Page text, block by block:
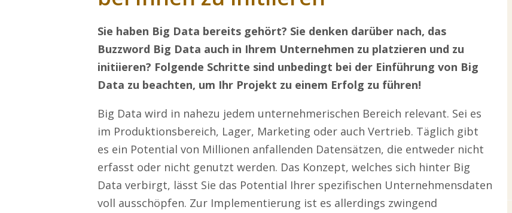
Sie haben Big Data bereits gehört? Sie denken darüber nach, das
Buzzword Big Data auch in Ihrem Unternehmen zu platzieren und zu
initiieren? Folgende Schritte sind unbedingt bei der Einführung von Big
Data zu beachten, um Ihr Projekt zu einem Erfolg zu führen!
Big Data wird in nahezu jedem unternehmerischen Bereich relevant. Sei es
im Produktionsbereich, Lager, Marketing oder auch Vertrieb. Täglich gibt
es ein Potential von Millionen anfallenden Datensätzen, die entweder nicht
erfasst oder nicht genutzt werden. Das Konzept, welches sich hinter Big
Data verbirgt, lässt Sie das Potential Ihrer spezifischen Unternehmensdaten
voll ausschöpfen. Zur Implementierung ist es allerdings zwingend